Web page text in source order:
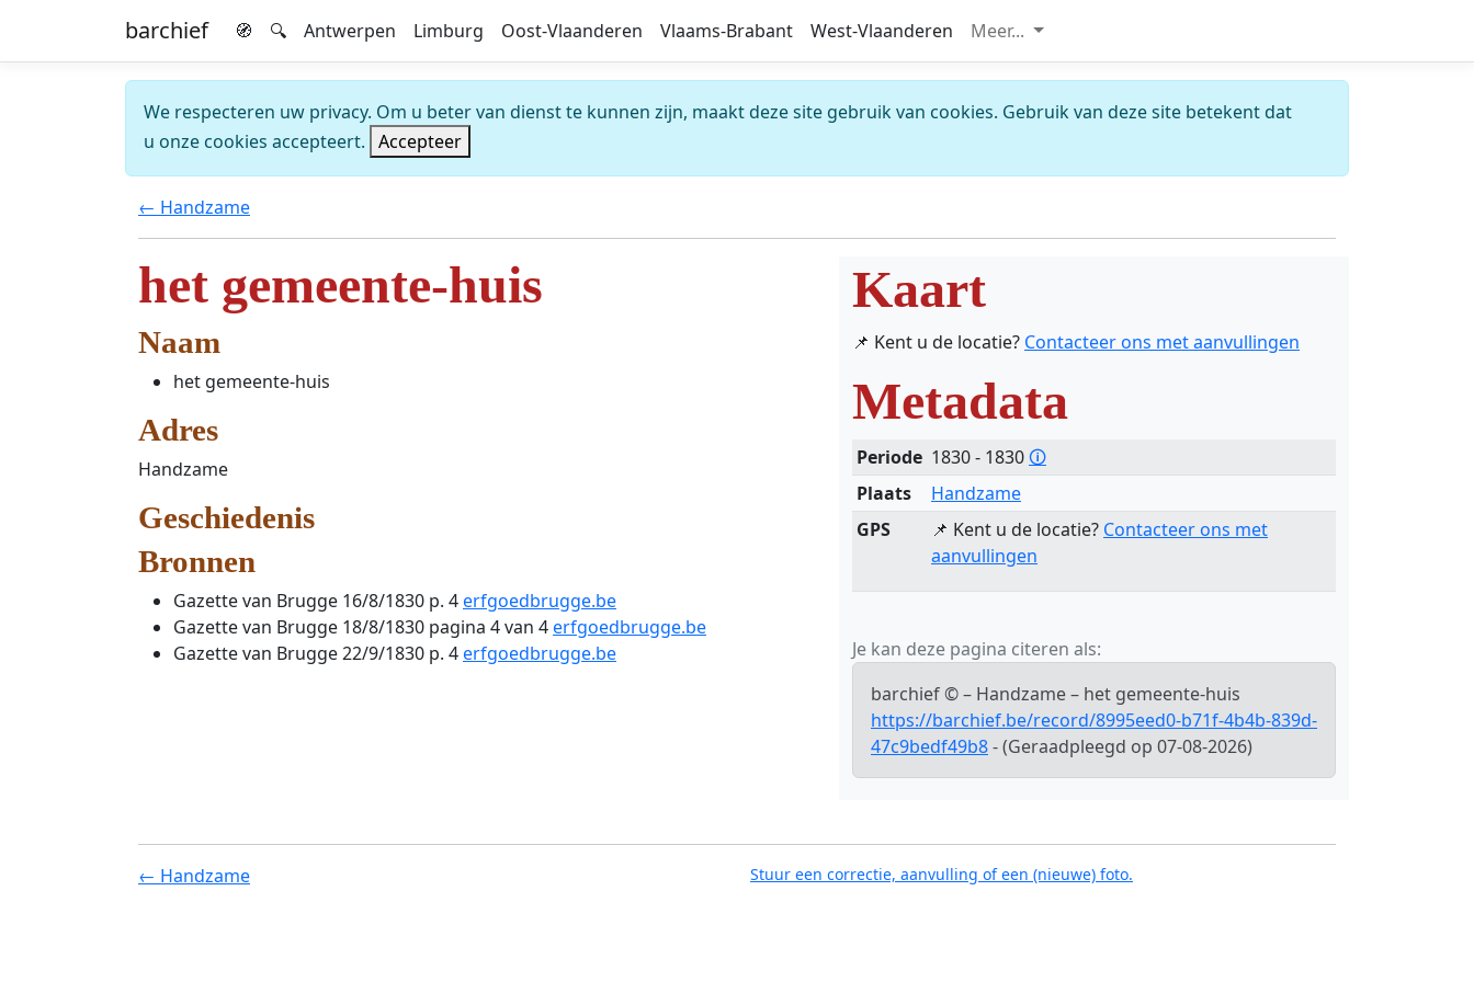
barchief 🧭 🔍 Antwerpen Limburg Oost-Vlaanderen Vlaams-Brabant West-Vlaanderen Meer...
We respecteren uw privacy. Om u beter van dienst te kunnen zijn, maakt deze site gebruik van cookies. Gebruik van deze site betekent dat
u onze cookies accepteert. Accepteer
← Handzame
het gemeente-huis
Naam
het gemeente-huis
Adres
Handzame
Geschiedenis
Bronnen
Gazette van Brugge 16/8/1830 p. 4erfgoedbrugge.be
Gazette van Brugge 18/8/1830 pagina 4 van 4erfgoedbrugge.be
Gazette van Brugge 22/9/1830 p. 4erfgoedbrugge.be
Kaart
📌 Kent u de locatie? Contacteer ons met aanvullingen
Metadata
Periode 1830 - 1830🛈
Plaats
Handzame
GPS
📌 Kent u de locatie? Contacteer ons met
aanvullingen
Je kan deze pagina citeren als:
barchief © – Handzame – het gemeente-huis
https://barchief.be/record/8995eed0-b71f-4b4b-839d-
47c9bedf49b8- (Geraadpleegd op 07-08-2026)
← Handzame Stuur een correctie, aanvulling of een (nieuwe) foto.